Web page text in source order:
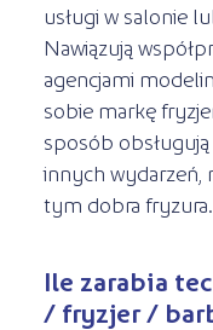
usługi w salonie
Nawiązują
agencjami
sobie markę
sposób
innych wydarzeń,
tym dobra fryzura.
Ile zarabia
/ fryzjer /